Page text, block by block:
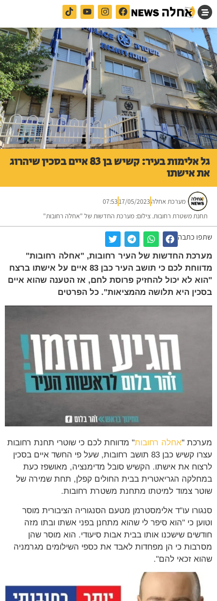
גל אלימות בעיר: קשיש בן 83 איים בסכין שיהרוג
את אישתו
מערכת אחלה17/05/2023
07:53
תחנת משטרת רחובות. צילום: מערכת החדשות של "אחלה רחובות"
שתפו כתבה
מערכת החדשות של העיר רחובות, "אחלה רחובות"
מדווחת לכם כי תושב העיר כבן 83 איים על אישתו ברצח
"הוא לא יכול להחזיק פרוסת לחם, אז הטענה שהוא איים
בסכין היא תלושה מהמציאות". כל הפרטים
מערכת "אחלה רחובות" מדווחת לכם כי שוטרי תחנת רחובות
עצרו קשיש כבן 83 תושב רחובות, שעל פי החשד איים בסכין
לרצוח את אישתו. הקשיש סובל מדימנציה, מאושפז כעת
במחלקה הגריאטרית בבית החולים קפלן, תחת שמירה של
שוטר צמוד למיטתו מתחנת משטרת רחובות.
סנגורו עו"ד אלימסטרמן מטעם הסנגוריה הציבורית מוסר
וטוען כי "הוא סיפר לי שהוא מתחנן בפני אשתו ובתו מזה
חודשים שישכנו אותו בבית אבות סיעודי. הוא מוסר שהן
מסרבות כי הן מפחדות לאבד את כספי השילומים מגרמניה
שהוא זכאי להם".